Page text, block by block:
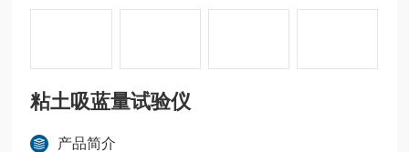
粘土吸蓝量试验仪
产品简介